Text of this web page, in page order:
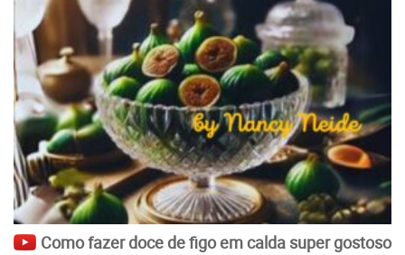
Como fazer doce de figo em calda super gostoso